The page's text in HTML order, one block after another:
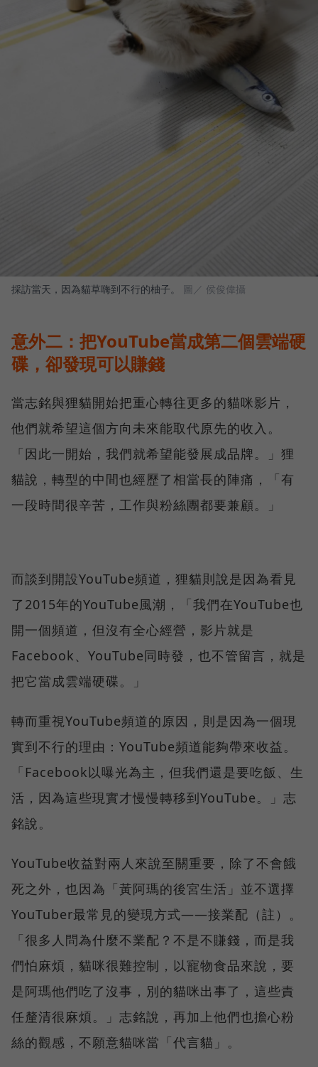
採訪當天，因為貓草嗨到不行的柚子。 圖／ 侯俊偉攝
意外二：把YouTube當成第二個雲端硬
碟，卻發現可以賺錢
當志銘與狸貓開始把重心轉往更多的貓咪影片，
他們就希望這個方向未來能取代原先的收入。
「因此一開始，我們就希望能發展成品牌。」狸
貓說，轉型的中間也經歷了相當長的陣痛，「有
一段時間很辛苦，工作與粉絲團都要兼顧。」
而談到開設YouTube頻道，狸貓則說是因為看見
了2015年的YouTube風潮，「我們在YouTube也
開一個頻道，但沒有全心經營，影片就是
Facebook、YouTube同時發，也不管留言，就是
把它當成雲端硬碟。」
轉而重視YouTube頻道的原因，則是因為一個現
實到不行的理由：YouTube頻道能夠帶來收益。
「Facebook以曝光為主，但我們還是要吃飯、生
活，因為這些現實才慢慢轉移到YouTube。」志
銘說。
YouTube收益對兩人來說至關重要，除了不會餓
死之外，也因為「黃阿瑪的後宮生活」並不選擇
YouTuber最常見的變現方式——接業配（註）。
「很多人問為什麼不業配？不是不賺錢，而是我
們怕麻煩，貓咪很難控制，以寵物食品來說，要
是阿瑪他們吃了沒事，別的貓咪出事了，這些責
任釐清很麻煩。」志銘說，再加上他們也擔心粉
絲的觀感，不願意貓咪當「代言貓」。